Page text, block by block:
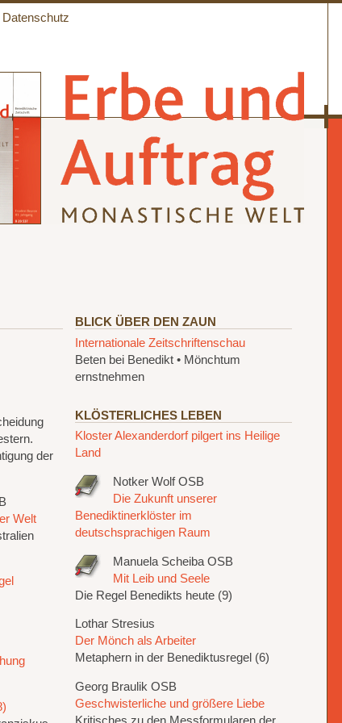
Datenschutz
der
Welt
BLICK ÜBER DEN ZAUN
Internationale Zeitschriftenschau
Beten bei Benedikt • Mönchtum
ernstnehmen
KLÖSTERLICHES LEBEN
Kloster Alexanderdorf pilgert ins Heilige
Land
Notker Wolf OSB
Die Zukunft unserer
Benediktinerklöster im
deutschsprachigen Raum
Manuela Scheiba OSB
Mit Leib und Seele
Die Regel Benedikts heute (9)
Lothar Stresius
Der Mönch als Arbeiter
Metaphern in der Benediktusregel (6)
Georg Braulik OSB
Geschwisterliche und größere Liebe
Kritisches zu den Messformularen der